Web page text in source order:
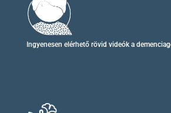
Ingyenesen elérhető rövid videóka